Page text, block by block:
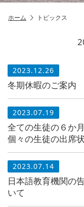
ホーム トピックス
2023.12.26
冬期休暇のご案内
2023.07.19
全ての生徒の６か
個々の生徒の出席
2023.07.14
日本語教育機関の
いて